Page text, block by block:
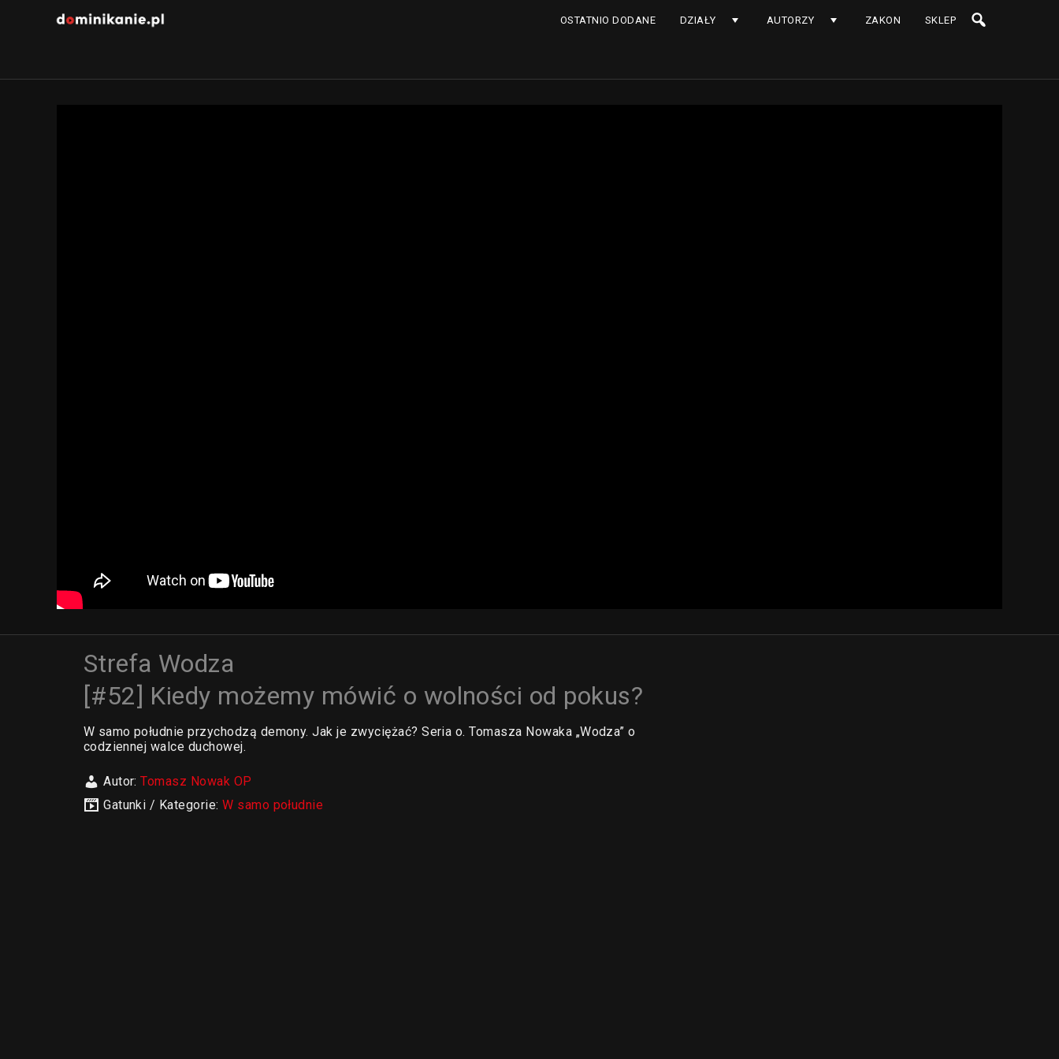
OSTATNIO DODANE DZIAŁY AUTORZY ZAKON SKLEP
Strefa Wodza
[#52] Kiedy możemy mówić o wolności od pokus?
W samo południe przychodzą demony. Jak je zwyciężać? Seria o. Tomasza Nowaka „Wodza” o
codziennej walce duchowej.
Autor:Tomasz Nowak OP
Gatunki / Kategorie:W samo południe